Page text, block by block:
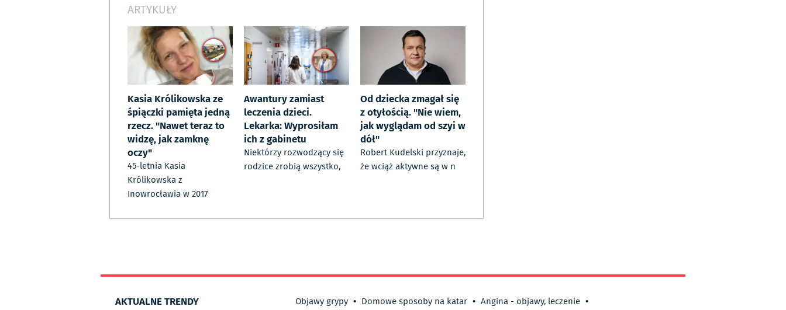
ARTYKUŁY
Kasia Królikowska ze
śpiączki pamięta jedną
rzecz. "Nawet teraz to
widzę, jak zamknę
oczy"
45-letnia Kasia
Królikowska z
Inowrocławia w 2017
Awantury zamiast
leczenia dzieci.
Lekarka: Wyprosiłam
ich z gabinetu
Niektórzy rozwodzący się
rodzice zrobią wszystko,
Od dziecka zmagał się
z otyłością. "Nie wiem,
jak wyglądam od szyi w
dół"
Robert Kudelski przyznaje,
że wciąż aktywne są w n
AKTUALNE TRENDY Objawy grypy • Domowe sposoby na katar • Angina - objawy, leczenie •